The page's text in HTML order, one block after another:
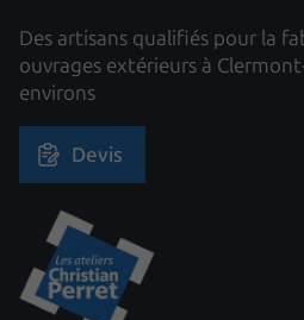
Des artisans qualifiés pour la
ouvrages extérieurs à
environs
Devis